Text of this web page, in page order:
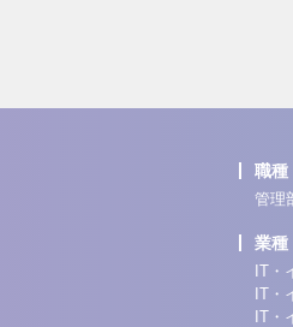
職種
管理
業種
IT・
IT・
IT・